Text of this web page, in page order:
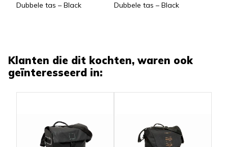
Dubbele tas – Black Dubbele tas – Black
Klanten die dit kochten, waren ook
geïnteresseerd in: